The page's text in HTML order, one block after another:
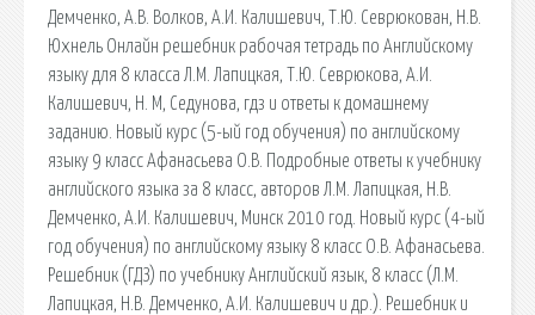
Демченко, А.В. Волков, А.И. Калишевич, Т.Ю. Севрюкован, Н.В.
Юхнель Онлайн решебник рабочая тетрадь по Английскому
языку для 8 класса Л.М. Лапицкая, Т.Ю. Севрюкова, А.И.
Калишевич, Н. М, Седунова, гдз и ответы к домашнему
заданию. Новый курс (5-ый год обучения) по английскому
языку 9 класс Афанасьева О.В. Подробные ответы к учебнику
английского языка за 8 класс, авторов Л.М. Лапицкая, Н.В.
Демченко, А.И. Калишевич, Минск 2010 год. Новый курс (4-ый
год обучения) по английскому языку 8 класс О.В. Афанасьева.
Решебник (ГДЗ) по учебнику Английский язык, 8 класс (Л.М.
Лапицкая, Н.В. Демченко, А.И. Калишевич и др.). Решебник и